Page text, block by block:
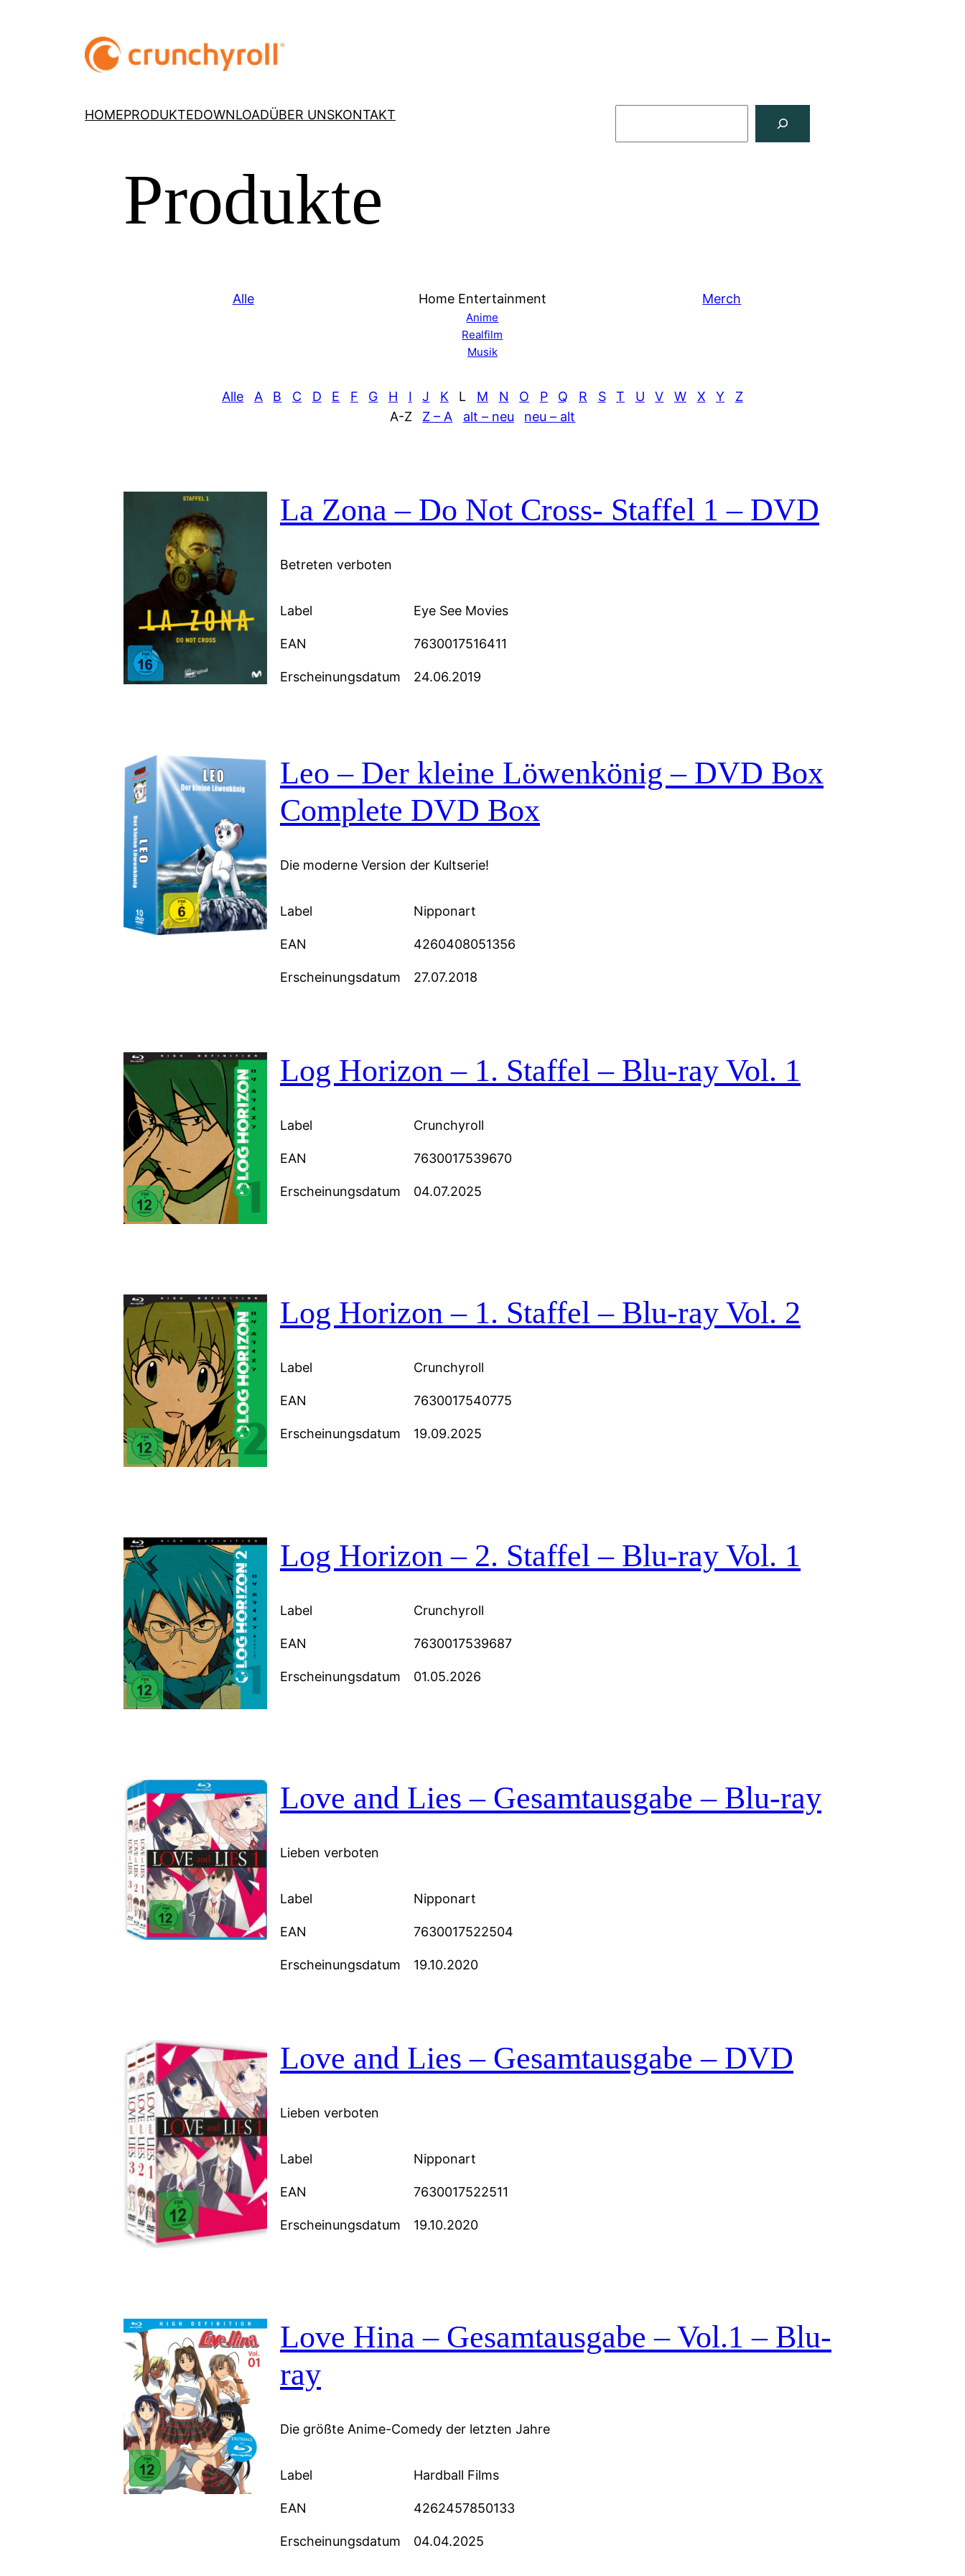
HOMEPRODUKTEDOWNLOADÜBER UNSKONTAKT
Produkte
Alle Home Entertainment
Anime
Realfilm
Musik
Merch
Alle A B C D E F G H I J K L M N O P Q R S T U V W X Y
Z
A-Z
Z – A alt – neu neu – alt
La Zona – Do Not Cross- Staffel 1 – DVD
Betreten verboten
Label Eye See Movies
EAN 7630017516411
Erscheinungsdatum 24.06.2019
Leo – Der kleine Löwenkönig – DVD Box
Complete DVD Box
Die moderne Version der Kultserie!
Label Nipponart
EAN 4260408051356
Erscheinungsdatum 27.07.2018
Log Horizon – 1. Staffel – Blu-ray Vol. 1
Label Crunchyroll
EAN 7630017539670
Erscheinungsdatum 04.07.2025
Log Horizon – 1. Staffel – Blu-ray Vol. 2
Label Crunchyroll
EAN 7630017540775
Erscheinungsdatum 19.09.2025
Log Horizon – 2. Staffel – Blu-ray Vol. 1
Label Crunchyroll
EAN 7630017539687
Erscheinungsdatum 01.05.2026
Love and Lies – Gesamtausgabe – Blu-ray
Lieben verboten
Label Nipponart
EAN 7630017522504
Erscheinungsdatum 19.10.2020
Love and Lies – Gesamtausgabe – DVD
Lieben verboten
Label Nipponart
EAN 7630017522511
Erscheinungsdatum 19.10.2020
Love Hina – Gesamtausgabe – Vol.1 – Blu-
ray
Die größte Anime-Comedy der letzten Jahre
Label Hardball Films
EAN 4262457850133
Erscheinungsdatum 04.04.2025